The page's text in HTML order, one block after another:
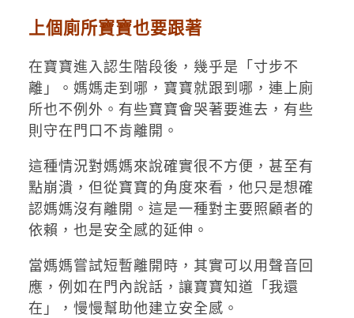
上個廁所寶寶也要跟著
在寶寶進入認生階段後，幾乎是「寸步不
離」。媽媽走到哪，寶寶就跟到哪，連上廁
所也不例外。有些寶寶會哭著要進去，有些
則守在門口不肯離開。
這種情況對媽媽來說確實很不方便，甚至有
點崩潰，但從寶寶的角度來看，他只是想確
認媽媽沒有離開。這是一種對主要照顧者的
依賴，也是安全感的延伸。
當媽媽嘗試短暫離開時，其實可以用聲音回
應，例如在門內說話，讓寶寶知道「我還
在」，慢慢幫助他建立安全感。